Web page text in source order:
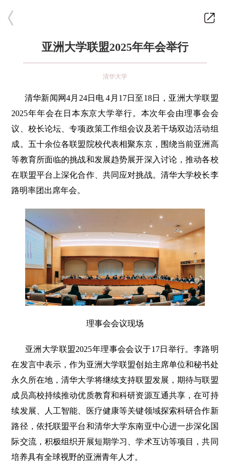
亚洲大学联盟2025年年会举行
清华大学
清华新闻网4月24日电 4月17日至18日，亚洲大学联盟
2025年年会在日本东京大学举行。本次年会由理事会会
议、校长论坛、专项政策工作组会议及若干场双边活动组
成。五十余位各联盟院校代表相聚东京，围绕当前亚洲高
等教育所面临的挑战和发展趋势展开深入讨论，推动各校
在联盟平台上深化合作、共同应对挑战。清华大学校长李
路明率团出席年会。
理事会会议现场
亚洲大学联盟2025年理事会会议于17日举行。李路明
在发言中表示，作为亚洲大学联盟创始主席单位和秘书处
永久所在地，清华大学将继续支持联盟发展，期待与联盟
成员高校持续推动优质教育和科研资源互通共享，在可持
续发展、人工智能、医疗健康等关键领域探索科研合作新
路径，依托联盟平台和清华大学东南亚中心进一步深化国
际交流，积极组织开展短期学习、学术互访等项目，共同
培养具有全球视野的亚洲青年人才。